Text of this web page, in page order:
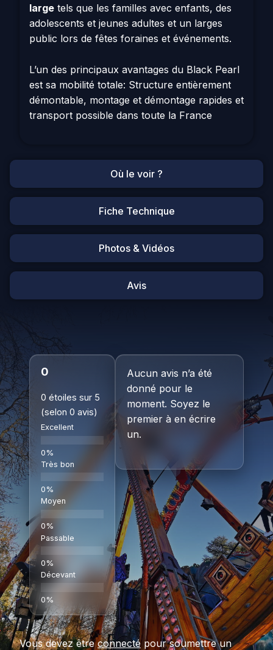
Où le voir ?
Fiche Technique
Photos & Vidéos
Avis
large tels que les familles avec enfants, des
adolescents et jeunes adultes et un larges
public lors de fêtes foraines et événements.
L’un des principaux avantages du Black Pearl
est sa mobilité totale: Structure entièrement
démontable, montage et démontage rapides et
transport possible dans toute la France
0
0 étoiles sur 5
(selon 0 avis)
Excellent
Très bon
Moyen
Passable
Décevant
Aucun avis n’a été
donné pour le
moment. Soyez le
premier à en écrire
un.
Vous devez êtreconnectépour soumettre un